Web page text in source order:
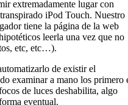
extremadamente lugar con
iPod Touch. Nuestro
tiene la página de la web
leerla una vez que no
etc, etc…).
de existir el
examinar a mano los primero
de luces deshabilita, algo
eventual.